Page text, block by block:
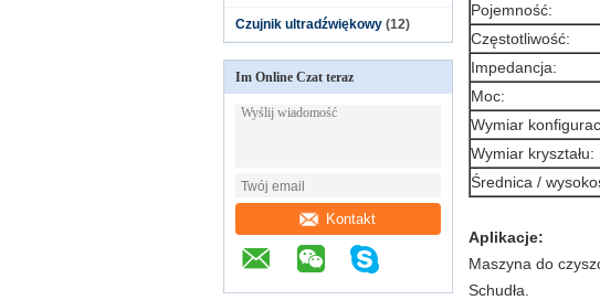
Czujnik ultradźwiękowy (12)
Im Online Czat teraz
Kontakt
Pojemność:
Częstotliwość:
Impedancja:
Moc:
Wymiar
Wymiar kryształu:
Średnica /
Aplikacje:
Maszyna do
Schudła.